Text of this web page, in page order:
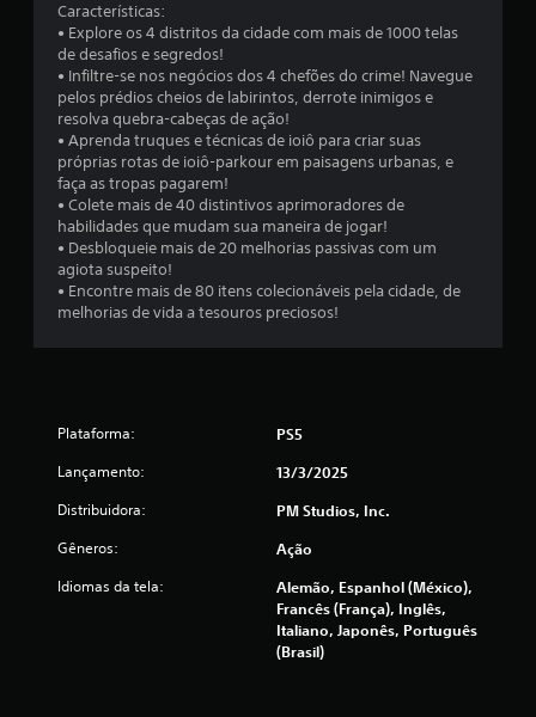
a
e
9
5
f
i
Características:
• Explore os 4 distritos da cidade com mais de 1000 telas
de desafios e segredos!
• Infiltre-se nos negócios dos 4 chefões do crime! Navegue
pelos prédios cheios de labirintos, derrote inimigos e
resolva quebra-cabeças de ação!
• Aprenda truques e técnicas de ioiô para criar suas
próprias rotas de ioiô-parkour em paisagens urbanas, e
faça as tropas pagarem!
• Colete mais de 40 distintivos aprimoradores de
habilidades que mudam sua maneira de jogar!
• Desbloqueie mais de 20 melhorias passivas com um
agiota suspeito!
• Encontre mais de 80 itens colecionáveis pela cidade, de
melhorias de vida a tesouros preciosos!
Plataforma: PS5
Lançamento: 13/3/2025
Distribuidora: PM Studios, Inc.
Gêneros: Ação
Idiomas da tela:
Alemão, Espanhol (México),
Francês (França), Inglês,
Italiano, Japonês, Português
(Brasil)